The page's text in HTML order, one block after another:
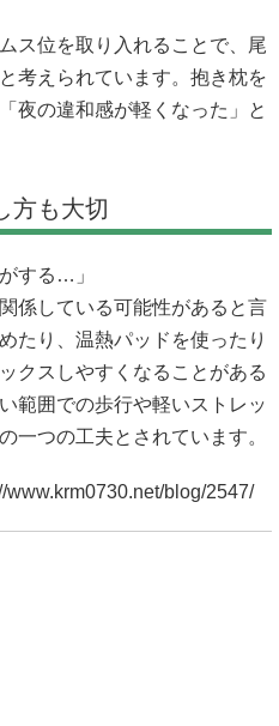
ス位を取り入れることで、尾
考えられています。抱き枕を
夜の違和感が軽くなった」と
方も大切
する…」
係している可能性があると言
たり、温熱パッドを使ったり
クスしやすくなることがある
範囲での歩行や軽いストレッ
一つの工夫とされています。
www.krm0730.net/blog/2547/